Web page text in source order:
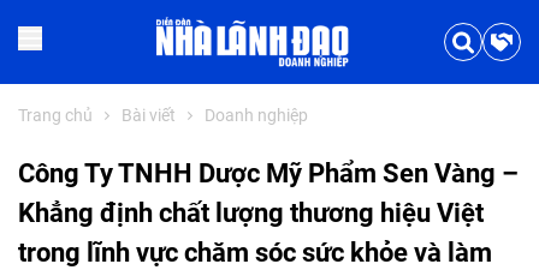
Trang chủ Bài viết Doanh nghiệp
Công Ty TNHH Dược Mỹ Phẩm Sen Vàng –
Khẳng định chất lượng thương hiệu Việt
trong lĩnh vực chăm sóc sức khỏe và làm